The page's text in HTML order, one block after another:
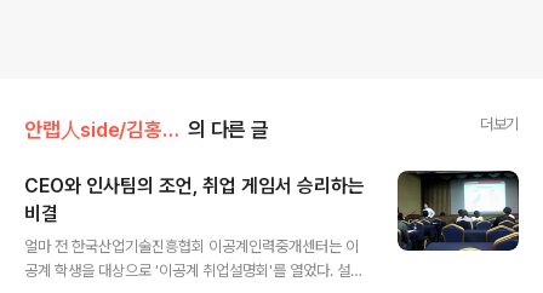
안랩人side/김홍선 前 CEO 의 다른 글 더보기
CEO와 인사팀의 조언, 취업 게임서 승리하는
비결
얼마 전 한국산업기술진흥협회 이공계인력중개센터는 이
공계 학생을 대상으로 '이공계 취업설명회'를 열었다. 설명